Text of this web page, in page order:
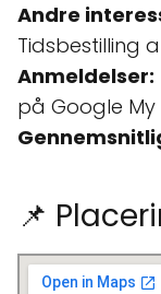
Andre
Tidsbestilling
Anmeldelser:
på Google My
📌